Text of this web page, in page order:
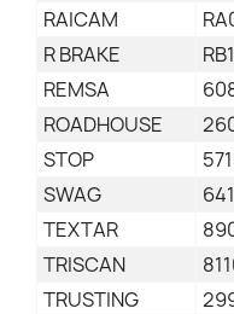
RAICAM
R BRAKE
REMSA
ROADHOUSE
STOP
SWAG
TEXTAR
TRISCAN
TRUSTING